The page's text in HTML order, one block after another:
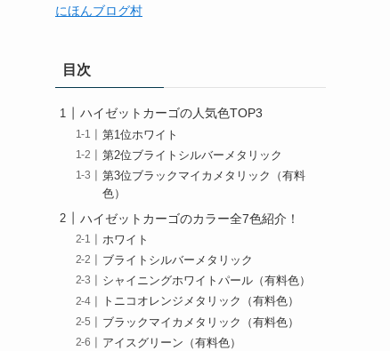
にほんブログ村
目次
ハイゼットカーゴの人気色TOP3
第1位ホワイト
第2位ブライトシルバーメタリック
第3位ブラックマイカメタリック（有料
色）
ハイゼットカーゴのカラー全7色紹介！
ホワイト
ブライトシルバーメタリック
シャイニングホワイトパール（有料色）
トニコオレンジメタリック（有料色）
ブラックマイカメタリック（有料色）
アイスグリーン（有料色）